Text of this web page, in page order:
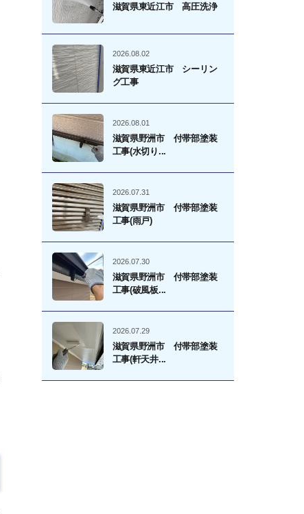
滋賀県東近江市 高圧洗浄
2026.08.02
滋賀県東近江市 シーリン
グ工事
2026.08.01
滋賀県野洲市 付帯部塗装
工事(水切り...
2026.07.31
滋賀県野洲市 付帯部塗装
工事(雨戸)
2026.07.30
滋賀県野洲市 付帯部塗装
工事(破風板...
2026.07.29
滋賀県野洲市 付帯部塗装
工事(軒天井...